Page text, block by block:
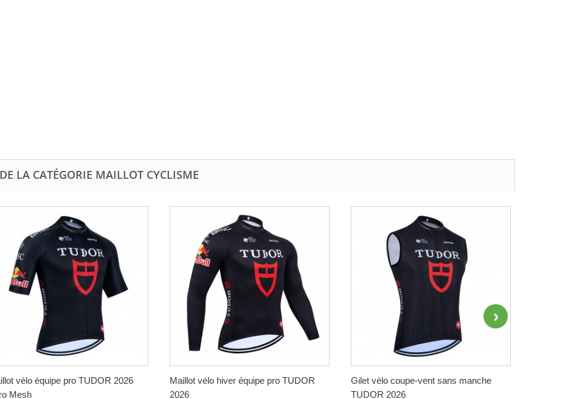
LA CATÉGORIE MAILLOT CYCLISME
vélo équipe pro TUDOR 2026
Mesh
Maillot vélo hiver équipe pro TUDOR
2026
Gilet vélo coupe-vent sans manche
TUDOR 2026